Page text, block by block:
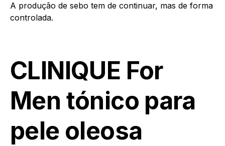
A produção de sebo tem de continuar, mas de forma
controlada.
CLINIQUE For
Men tónico para
pele oleosa